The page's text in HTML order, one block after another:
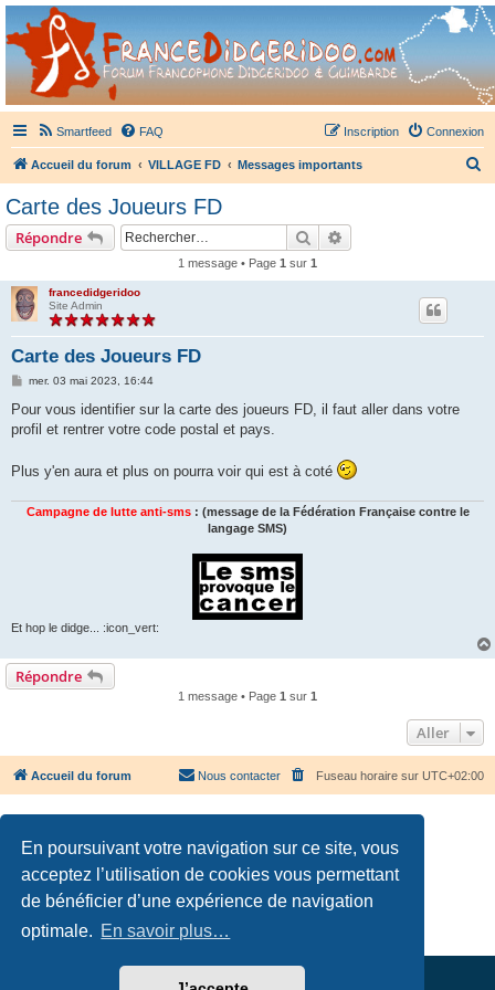
En poursuivant votre navigation sur ce site, vous
acceptez l’utilisation de cookies vous permettant
de bénéficier d’une expérience de navigation
optimale. En savoir plus…
France Didgeridoo
Didgeridoo et Guimbarde sur France Didgeridoo - retrouvez la communauté.
Smartfeed FAQ Connexion
Inscription
Accueil du forum VILLAGE FD Messages importants
Carte des Joueurs FD
Répondre Rechercher
1 message • Page 1 sur 1
francedidgeridoo
Site Admin
Carte des Joueurs FD
M
s
a
mer. 03 mai 2023, 16:44
Pour vous identifier sur la carte des joueurs FD, il faut aller dans votre
profil et rentrer votre code postal et pays.
Plus y'en aura et plus on pourra voir qui est à coté
Campagne de lutte anti-sms: (message de la Fédération Française contre le
langage SMS)
Et hop le didge... :icon_vert:
Répondre
1 message • Page 1 sur 1
Aller
Accueil du forum Fuseau horaire sur UTC+02:00
Nous contacter
Développé parphpBB ® Forum Software © phpBB Limited
Traduction française officielle
Qiaeru
Confidentialité